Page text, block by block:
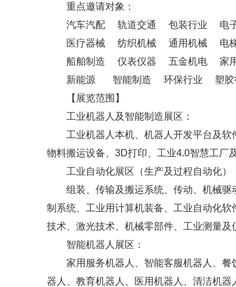
重点邀请对象：
汽车汽配 轨道交通 包装行业 电
医疗器械 纺织机械 通用机械 电
船舶制造 仪表仪器 五金机电 家
新能源 智能制造 环保行业 塑胶
【展览范围】
工业机器人及智能制造展区：
工业机器人本机、机器人开发平台及
物料搬运设备、3D打印、工业4.0智慧工厂
工业自动化展区（生产及过程自动化）
组装、传输及搬运系统、传动、机械
制系统、工业用计算机装备、工业自动化
技术、激光技术、机械零部件、工业测量及
智能机器人展区：
家用服务机器人、智能客服机器人、
器人、教育机器人、医用机器人、清洁机器